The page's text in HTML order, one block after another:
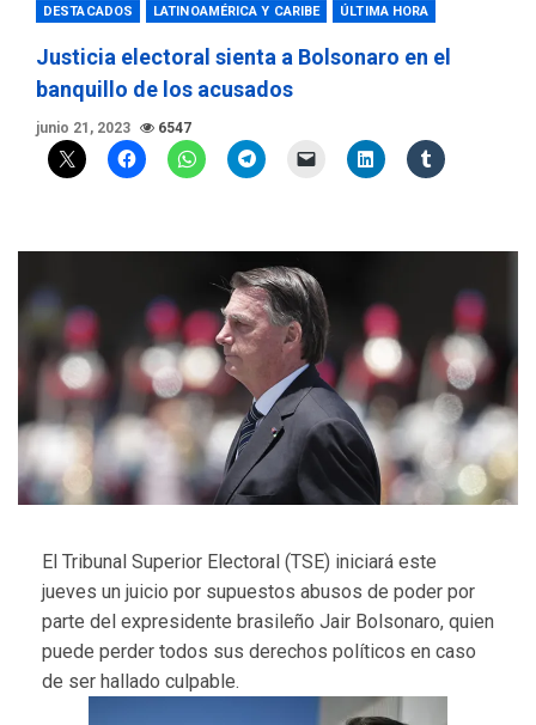
DESTACADOS LATINOAMÉRICA Y CARIBE ÚLTIMA HORA
Justicia electoral sienta a Bolsonaro en el
banquillo de los acusados
junio 21, 2023 6547
El Tribunal Superior Electoral (TSE) iniciará este
jueves un juicio por supuestos abusos de poder por
parte del expresidente brasileño Jair Bolsonaro, quien
puede perder todos sus derechos políticos en caso
de ser hallado culpable.